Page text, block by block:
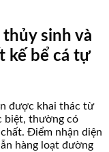
sinh và
kế bể cá tự
được khai thác từ
biệt, thường có
Điểm nhận diện
hàng loạt đường